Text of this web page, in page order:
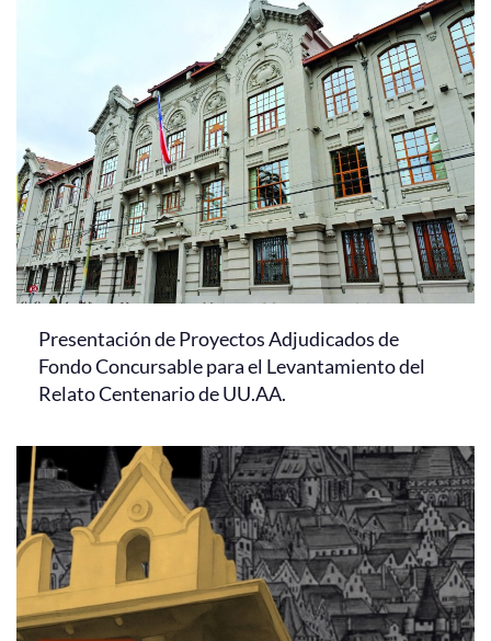
Presentación de Proyectos Adjudicados de
Fondo Concursable para el Levantamiento del
Relato Centenario de UU.AA.